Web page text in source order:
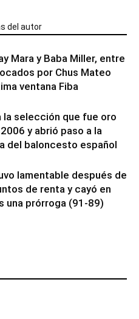
del autor
Mara y Baba Miller, entre
por Chus Mateo
ventana Fiba
la selección que fue oro
y abrió paso a la
del baloncesto español
lamentable después de
de renta y cayó en
una prórroga (91-89)